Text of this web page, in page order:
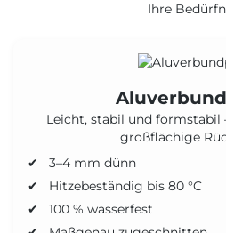
Ihre
Leicht, stabil und formstabil
großflächige
3–4 mm dünn
Hitzebeständig bis 80 °C
100 % wasserfest